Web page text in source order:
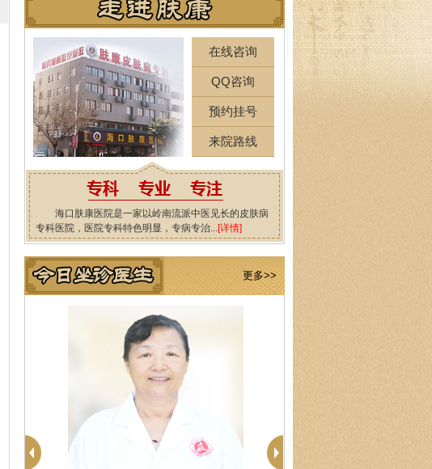
在线咨询
QQ咨询
预约挂号
来院路线
海口肤康医院是一家以岭南流派中医见长的皮肤病
专科医院，医院专科特色明显，专病专治...[详情]
更多>>